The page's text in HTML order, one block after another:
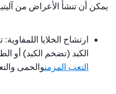
أن تنشأ الأعراض من آليتين
ارتشاح الخلايا اللمفاوية:
الكبد (تضخم الكبد) أو
التعب المزمنوالحمى